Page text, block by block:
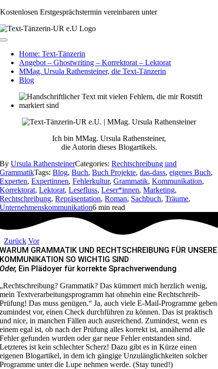
Zum
springen
Kostenlosen Erstgesprächstermin vereinbaren unter
Toggle
NavigationHome: Text-Tänzerin
Angebot – Ghostwriting – Korrektorat – Lektorat
MMag. Ursula Rathensteiner, die Text-Tänzerin
Blog
Ich bin MMag. Ursula Rathensteiner,
die Autorin dieses Blogartikels.
ByUrsula RathensteinerCategories:Rechtschreibung und
GrammatikTags:Blog,Buch,Buch Projekte,das-dass,eigenes Buch,
Experten,Expertinnen,Fehlerkultur,Grammatik,Kommunikation,
Korrektorat,Lektorat,Lesefluss,Leser*innen,Marketing,
Rechtschreibung,Repräsentation,Roman, Sachbuch,Träume,
Unternehmenskommunikation6 min read
Zurück Vor
WARUM GRAMMATIK UND RECHTSCHREIBUNG FÜR UNSERE
KOMMUNIKATION SO WICHTIG SIND
Oder, Ein Plädoyer für korrekte Sprachverwendung
„Rechtschreibung? Grammatik? Das kümmert mich herzlich wenig,
mein Textverarbeitungsprogramm hat ohnehin eine Rechtschreib-
Prüfung! Das muss genügen.“ Ja, auch viele E-Mail-Programme geben
zumindest vor, einen Check durchführen zu können. Das ist praktisch
und nice, in manchen Fällen auch ausreichend. Zumindest, wenn es
einem egal ist, ob nach der Prüfung alles korrekt ist, annähernd alle
Fehler gefunden wurden oder gar neue Fehler entstanden sind.
Letzteres ist kein schlechter Scherz! Dazu gibt es in Kürze einen
eigenen Blogartikel, in dem ich gängige Unzulänglichkeiten solcher
Programme unter die Lupe nehmen werde. (Stay tuned!)